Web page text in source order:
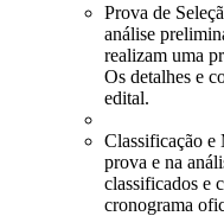
Prova de
análise
realizam uma
Os detalhes e
edital.
Classificação e
prova e na
classificados e
cronograma